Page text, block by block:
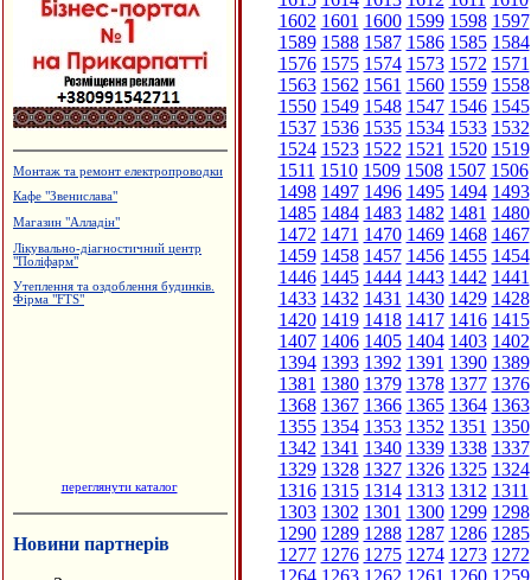
Монтаж та ремонт електропроводки
Кафе "Звенислава"
Магазин "Алладін"
Лікувально-діагностичний центр
"Поліфарм"
Утеплення та оздоблення будинків.
Фірма "FTS"
переглянути каталог
Новини партнерів
1602 1601 1600 1599 1598 1597
1589 1588 1587 1586 1585 1584
1576 1575 1574 1573 1572 1571
1563 1562 1561 1560 1559 1558
1550 1549 1548 1547 1546 1545
1537 1536 1535 1534 1533 1532
1524 1523 1522 1521 1520 1519
1511 1510 1509 1508 1507 1506
1498 1497 1496 1495 1494 1493
1485 1484 1483 1482 1481 1480
1472 1471 1470 1469 1468 1467
1459 1458 1457 1456 1455 1454
1446 1445 1444 1443 1442 1441
1433 1432 1431 1430 1429 1428
1420 1419 1418 1417 1416 1415
1407 1406 1405 1404 1403 1402
1394 1393 1392 1391 1390 1389
1381 1380 1379 1378 1377 1376
1368 1367 1366 1365 1364 1363
1355 1354 1353 1352 1351 1350
1342 1341 1340 1339 1338 1337
1329 1328 1327 1326 1325 1324
1316 1315 1314 1313 1312 1311
1303 1302 1301 1300 1299 1298
1290 1289 1288 1287 1286 1285
1277 1276 1275 1274 1273 1272
1264 1263 1262 1261 1260 1259